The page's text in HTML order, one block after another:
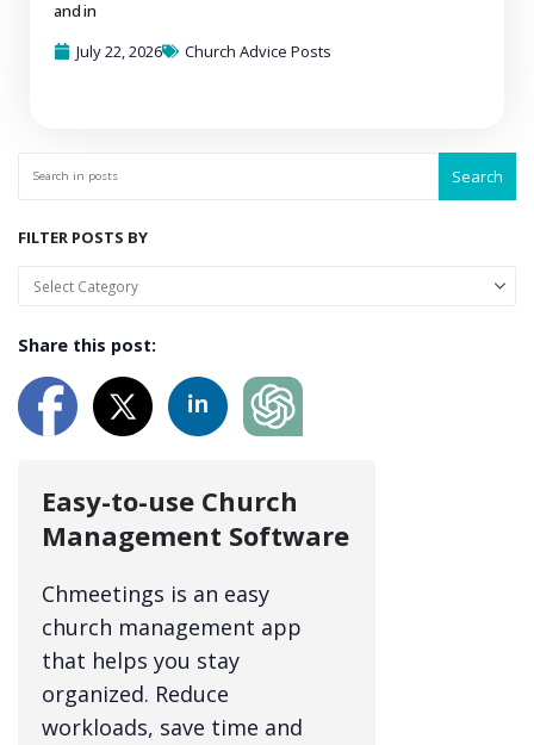
and in
July 22, 2026
Church Advice Posts
Search
FILTER POSTS BY
Share this post:
Easy-to-use Church
Management Software
Chmeetings is an easy
church management app
that helps you stay
organized. Reduce
workloads, save time and